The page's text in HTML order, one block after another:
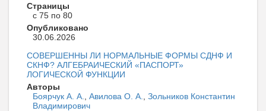
Страницы
с 75 по 80
Опубликовано
30.06.2026
СОВЕРШЕННЫ ЛИ НОРМАЛЬНЫЕ ФОРМЫ СДНФ И
СКНФ? АЛГЕБРАИЧЕСКИЙ «ПАСПОРТ»
ЛОГИЧЕСКОЙ ФУНКЦИИ
Авторы
Боярчук А. А.
Авилова О. А.
Зольников Константин
Владимирович